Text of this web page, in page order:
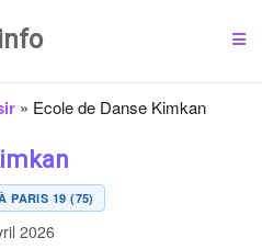
» Ecole de Danse Kimkan
PARIS 19 (75)
2026